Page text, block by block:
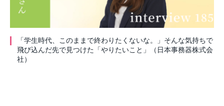
「学生時代、このままで終わりたくないな。」そんな気持ちで
飛び込んだ先で見つけた「やりたいこと」（日本事務器株式会
社）